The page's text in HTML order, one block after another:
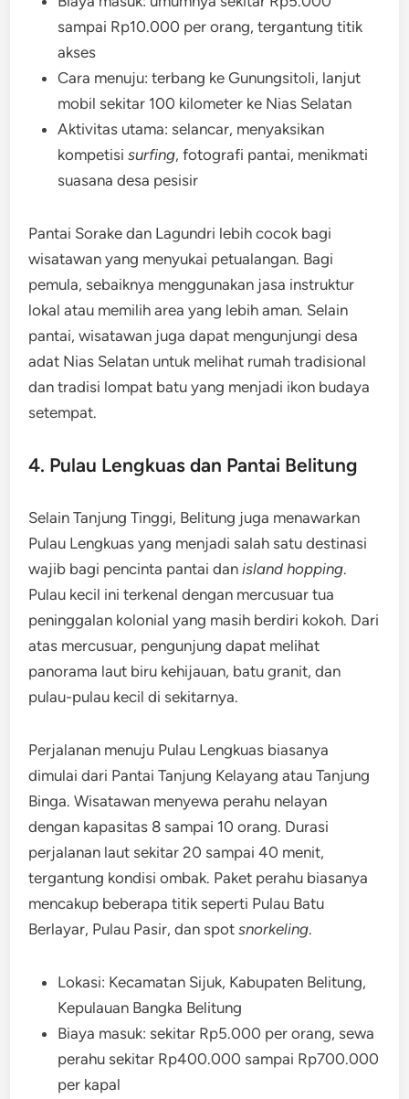
sampai Rp10.000 per orang, tergantung titik
akses
Cara menuju: terbang ke Gunungsitoli, lanjut
mobil sekitar 100 kilometer ke Nias Selatan
Aktivitas utama: selancar, menyaksikan
kompetisisurfing, fotografi pantai, menikmati
suasana desa pesisir
Pantai Sorake dan Lagundri lebih cocok bagi
wisatawan yang menyukai petualangan. Bagi
pemula, sebaiknya menggunakan jasa instruktur
lokal atau memilih area yang lebih aman. Selain
pantai, wisatawan juga dapat mengunjungi desa
adat Nias Selatan untuk melihat rumah tradisional
dan tradisi lompat batu yang menjadi ikon budaya
setempat.
4. Pulau Lengkuas dan Pantai Belitung
Selain Tanjung Tinggi, Belitung juga menawarkan
Pulau Lengkuas yang menjadi salah satu destinasi
wajib bagi pencinta pantai danisland hopping.
Pulau kecil ini terkenal dengan mercusuar tua
peninggalan kolonial yang masih berdiri kokoh. Dari
atas mercusuar, pengunjung dapat melihat
panorama laut biru kehijauan, batu granit, dan
pulau-pulau kecil di sekitarnya.
Perjalanan menuju Pulau Lengkuas biasanya
dimulai dari Pantai Tanjung Kelayang atau Tanjung
Binga. Wisatawan menyewa perahu nelayan
dengan kapasitas 8 sampai 10 orang. Durasi
perjalanan laut sekitar 20 sampai 40 menit,
tergantung kondisi ombak. Paket perahu biasanya
mencakup beberapa titik seperti Pulau Batu
Berlayar, Pulau Pasir, dan spotsnorkeling.
Lokasi: Kecamatan Sijuk, Kabupaten Belitung,
Kepulauan Bangka Belitung
Biaya masuk: sekitar Rp5.000 per orang, sewa
perahu sekitar Rp400.000 sampai Rp700.000
per kapal